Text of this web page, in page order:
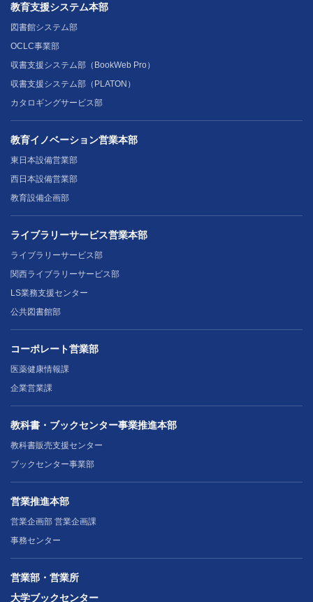
教育支援システム本部
図書館システム部
OCLC事業部
収書支援システム部（BookWeb Pro）
収書支援システム部（PLATON）
カタロギングサービス部
教育イノベーション営業本部
東日本設備営業部
西日本設備営業部
教育設備企画部
ライブラリーサービス営業本部
ライブラリーサービス部
関西ライブラリーサービス部
LS業務支援センター
公共図書館部
コーポレート営業部
医薬健康情報課
企業営業課
教科書・ブックセンター事業推進本部
教科書販売支援センター
ブックセンター事業部
営業推進本部
営業企画部 営業企画課
事務センター
営業部・営業所
大学ブックセンター